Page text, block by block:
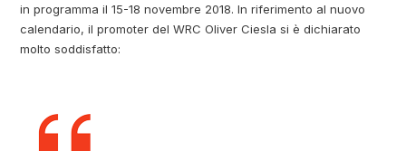
in programma il 15-18 novembre 2018. In riferimento al nuovo
calendario, il promoter del WRC Oliver Ciesla si è dichiarato
molto soddisfatto: